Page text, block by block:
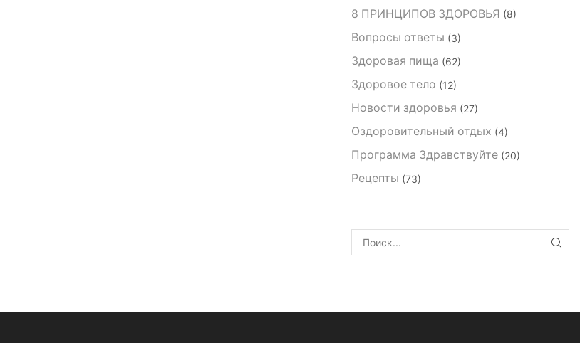
8 ПРИНЦИПОВ ЗДОРОВЬЯ (8)
Вопросы ответы (3)
Здоровая пища (62)
Здоровое тело (12)
Новости здоровья (27)
Оздоровительный отдых (4)
Программа Здравствуйте (20)
Рецепты (73)